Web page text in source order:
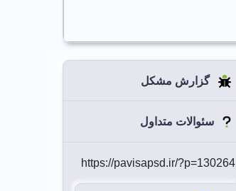
گزارش مشکل
سئوالات متداول
https://pavisapsd.ir/?p=130264